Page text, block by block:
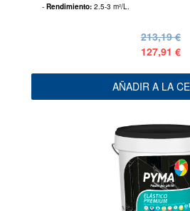
- Rendimiento: 2.5-3 m²/L.
213,19 €
127,91 €
AÑADIR A LA